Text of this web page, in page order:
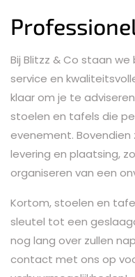
Bij Blitzz & Co staan
service en
klaar om je te
stoelen en tafels die
evenement.
levering en plaatsing,
organiseren van een
Kortom, stoelen en
sleutel tot een
nog lang over zullen
contact met ons op